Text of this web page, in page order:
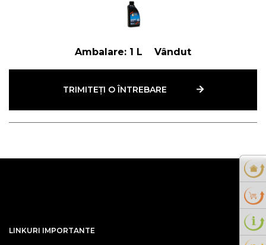
Ambalare: 1 L Vândut
TRIMITEȚI O ÎNTREBARE
LINKURI IMPORTANTE